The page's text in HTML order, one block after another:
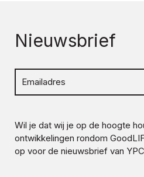
Nieuwsbrief
Wil je dat wij je op de hoogte
ontwikkelingen rondom
op voor de nieuwsbrief van